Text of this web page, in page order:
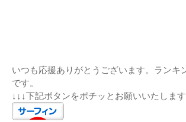
いつも応援ありがとうございます。ランキ
です。
↓↓↓下記ボタンをポチッとお願いいたします